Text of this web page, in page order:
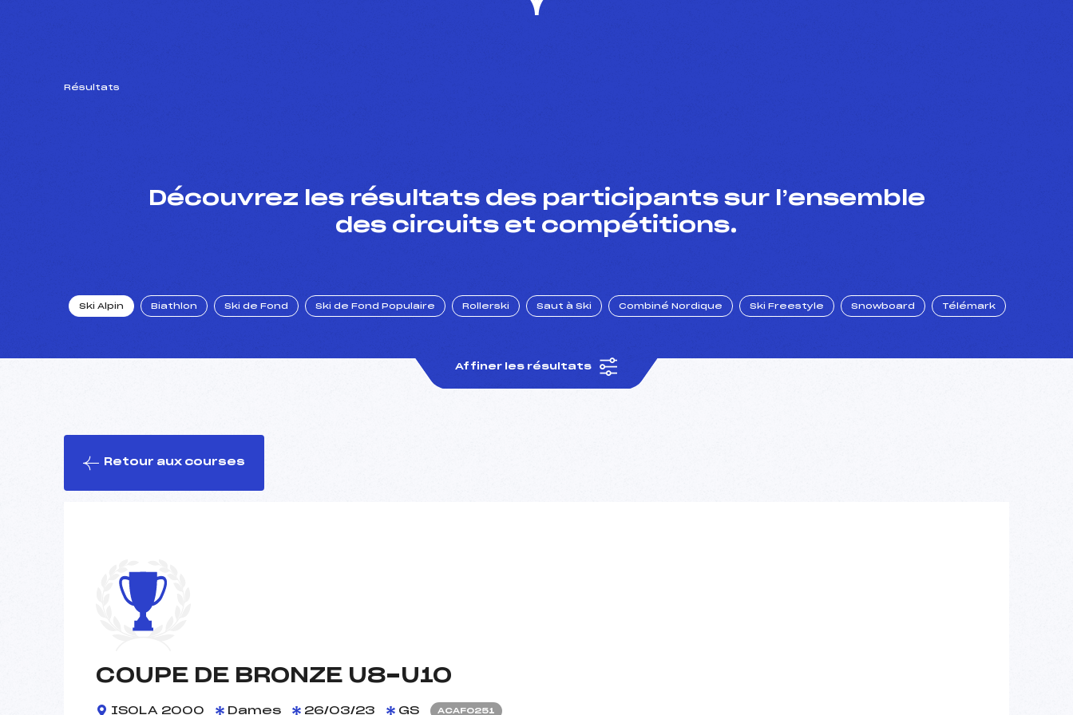
Résultats
Découvrez les résultats des participants sur l’ensemble
des circuits et compétitions.
Ski Alpin Biathlon Ski de Fond Ski de Fond Populaire Rollerski Saut à Ski Combiné Nordique Ski Freestyle Snowboard Télémark
Affiner les résultats
Retour aux courses
COUPE DE BRONZE U8-U10
ISOLA 2000 Dames 26/03/23 GS ACAF0251